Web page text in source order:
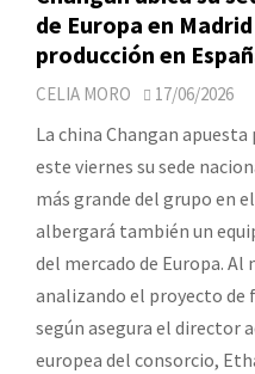
de Europa en
producción en
CELIA MORO 17/06/2026
La china Changan
este viernes su sede
más grande del grupo en
albergará también un
del mercado de Europa.
analizando el proyecto de
según asegura el director
europea del consorcio,